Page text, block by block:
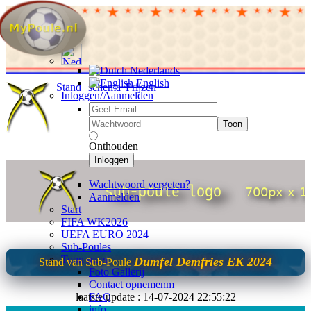
Nederlands
English
Inloggen/Aanmelden
Toon
Onthouden
Inloggen
Wachtwoord vergeten?
Aanmelden
Start
FIFA WK2026
UEFA EURO 2024
Sub-Poules
Toon meer
Foto Gallerij
Contact opnemenm
FAQ
Stand schema Prijzen
Stand van Sub-Poule Dumfel Demfries EK 2024
laatste update : 14-07-2024 22:55:22